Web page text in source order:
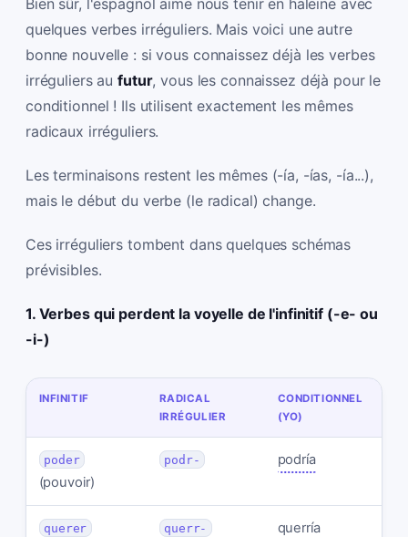
quelques verbes irréguliers. Mais voici une autre
bonne nouvelle : si vous connaissez déjà les verbes
irréguliers aufutur, vous les connaissez déjà pour le
conditionnel ! Ils utilisent exactement les mêmes
radicaux irréguliers.
Les terminaisons restent les mêmes (-ía, -ías, -ía...),
mais le début du verbe (le radical) change.
Ces irréguliers tombent dans quelques schémas
prévisibles.
1. Verbes qui perdent la voyelle de l'infinitif (-e- ou
-i-)
INFINITIF
RADICAL
IRRÉGULIER
CONDITIONNEL
(YO)
poder
(pouvoir)
podr- podría
querer querr- querría